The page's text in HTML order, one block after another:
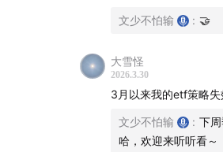
2.龙回头1.1操作手册
3.龙回头1.1 好心态需要
4.龙回头 交易机会示意
5.龙回头1.3 年化21%（
文少不怕输 : 🤝
大雪怪
2026.3.30
3月以来我的etf策略
文少不怕输 : 下
哈，欢迎来听听看～